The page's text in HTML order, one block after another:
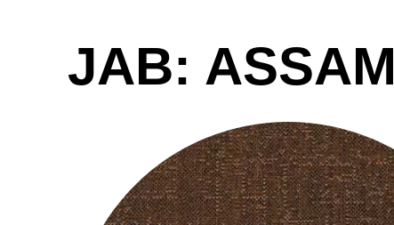
JAB: ASSAM